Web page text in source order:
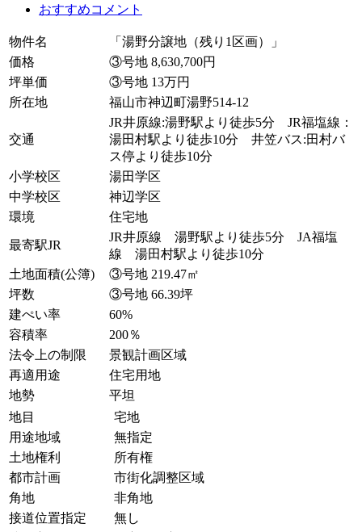
おすすめコメント
物件名
「湯野分譲地（残り1区画）」
価格
③号地 8,630,700円
坪単価
③号地 13万円
所在地
福山市神辺町湯野514-12
交通
JR井原線:湯野駅より徒歩5分 JR福塩線：
湯田村駅より徒歩10分 井笠バス:田村バ
ス停より徒歩10分
小学校区
湯田学区
中学校区
神辺学区
環境
住宅地
最寄駅JR
JR井原線 湯野駅より徒歩5分 JA福塩
線 湯田村駅より徒歩10分
土地面積(公簿)
③号地 219.47㎡
坪数
③号地 66.39坪
建ぺい率
60%
容積率
200％
法令上の制限
景観計画区域
再適用途
住宅用地
地勢
平坦
地目
宅地
用途地域
無指定
土地権利
所有権
都市計画
市街化調整区域
角地
非角地
接道位置指定
無し